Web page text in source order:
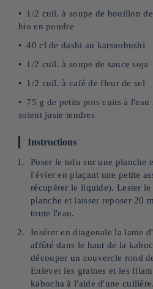
1/2 cuil. à soupe de bouillon
bio en poudre
40 cl de dashi au katsuobushi
1/2 cuil. à soupe de sauce soja
1/2 cuil. à café de fleur de sel
75 g de petits pois cuits à
soient juste tendres
Instructions
Poser le tofu sur une planche
l'évier en plaçant une petite
récupérer le liquide). Lester
planche et laisser reposer 20
toute l'eau.
Insérer en diagonale la lame
affûté dans le haut de la
découper un couvercle rond
Enlever les graines et les
kabocha à l'aide d'une